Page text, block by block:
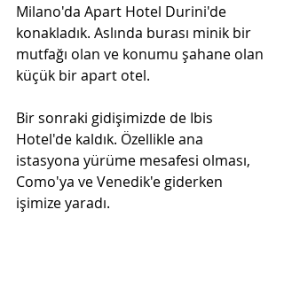
Milano'da Apart Hotel Durini'de
konakladık. Aslında burası minik bir
mutfağı olan ve konumu şahane olan
küçük bir apart otel.
Bir sonraki gidişimizde de Ibis
Hotel'de kaldık. Özellikle ana
istasyona yürüme mesafesi olması,
Como'ya ve Venedik'e giderken
işimize yaradı.